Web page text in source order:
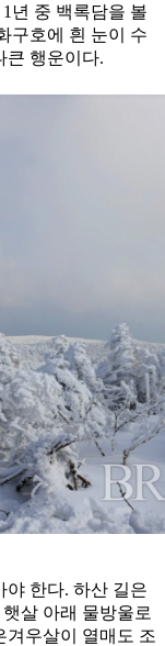
년 중 백록담을 볼
구호에 흰 눈이 수
큰 행운이다.
야 한다. 하산 길은
살 아래 물방울로
겨우살이 열매도 조